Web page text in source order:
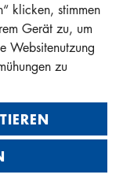
POLAND
klicken, stimmen
Gerät zu, um
Websitenutzung
zu